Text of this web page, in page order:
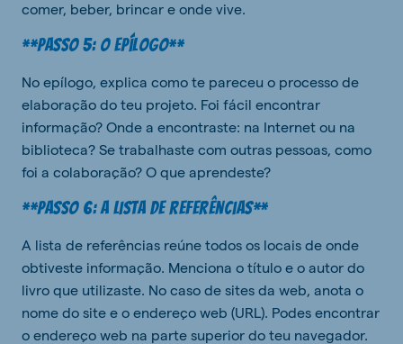
comer, beber, brincar e onde vive.
**Passo 5: O epílogo**
No epílogo, explica como te pareceu o processo de
elaboração do teu projeto. Foi fácil encontrar
informação? Onde a encontraste: na Internet ou na
biblioteca? Se trabalhaste com outras pessoas, como
foi a colaboração? O que aprendeste?
**Passo 6: A lista de referências**
A lista de referências reúne todos os locais de onde
obtiveste informação. Menciona o título e o autor do
livro que utilizaste. No caso de sites da web, anota o
nome do site e o endereço web (URL). Podes encontrar
o endereço web na parte superior do teu navegador.